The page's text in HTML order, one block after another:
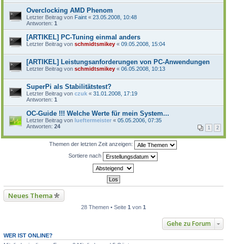
Overclocking AMD Phenom
Letzter Beitrag von Faint « 23.05.2008, 10:48
Antworten: 1
[ARTIKEL] PC-Tuning einmal anders
Letzter Beitrag von schmidtsmikey « 09.05.2008, 15:04
[ARTIKEL] Leistungsanforderungen von PC-Anwendungen
Letzter Beitrag von schmidtsmikey « 06.05.2008, 10:13
SuperPi als Stabilitätstest?
Letzter Beitrag von czuk « 31.01.2008, 17:19
Antworten: 1
OC-Guide !!! Welche Werte für mein System...
Letzter Beitrag von lueftermeister « 05.05.2006, 07:35
Antworten: 24 1 2
Themen der letzten Zeit anzeigen:
Sortiere nach
Neues Thema
28 Themen • Seite 1 von 1
Gehe zu Forum
WER IST ONLINE?